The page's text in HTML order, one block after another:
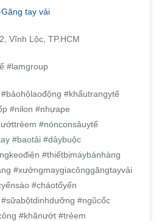
tay vải
Vĩnh Lộc, TP.HCM
#lamgroup
#khẩutrangytế
#nilon #nhựape
#nónconsâuytế
#baotải #dâybuộc
#thiếtbịmáybánhàng
#xưởngmaygiacônggăngtayvải
#cháotổyến
#ngũcốc
#khănướt #trẻem